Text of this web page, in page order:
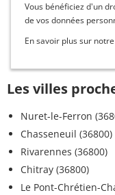
Vous bénéficiez d'un
de vos données
En savoir plus sur notre
Les villes
Nuret-le-Ferron
Chasseneuil (36800)
Rivarennes (36800)
Chitray (36800)
Le Pont-Chrétien-